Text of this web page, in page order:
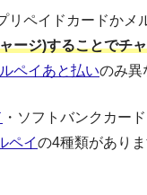
リペイドカードかメ
ージ)することでチ
ペイあと払いのみ異
・ソフトバンクカー
ペイの4種類がありま